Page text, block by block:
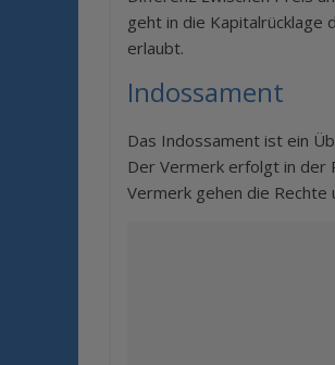
geht in die Kapitalrücklage
erlaubt.
Indossament
Das Indossament ist ein
Der Vermerk erfolgt in der
Vermerk gehen die Rechte